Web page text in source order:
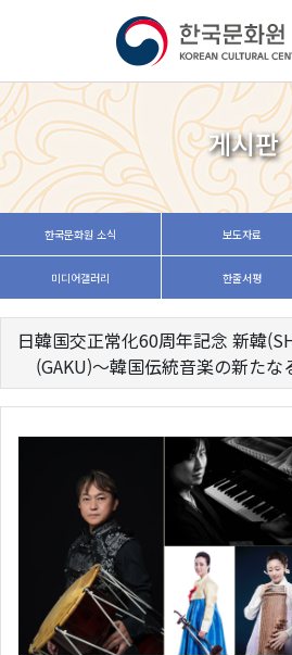
게시판
한국문화원 소식 보도자료
미디어갤러리 한줄서평
日韓国交正常化60周年記念 新韓
(GAKU)～韓国伝統音楽の新たな